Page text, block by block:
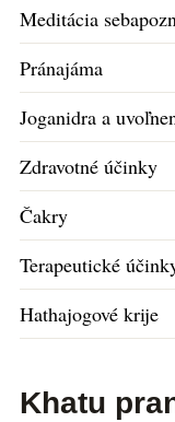
Meditácia
Pránajáma
Joganidra a
Zdravotné účinky
Čakry
Terapeutické
Hathajogové krije
Khatu